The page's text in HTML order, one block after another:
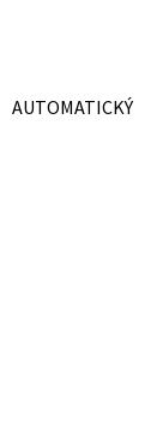
AUTOMATICKÝ